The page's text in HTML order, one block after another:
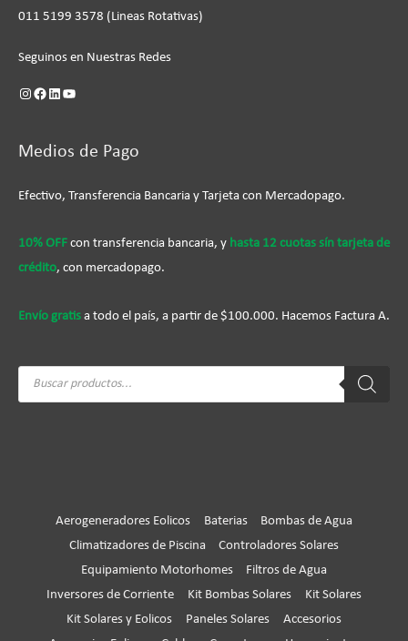
011 5199 3578 (Lineas Rotativas)
Seguinos en Nuestras Redes
Medios de Pago
Efectivo, Transferencia Bancaria y Tarjeta con Mercadopago.
10% OFF con transferencia bancaria, y hasta 12 cuotas sín tarjeta de
crédito, con mercadopago.
Envío gratis a todo el país, a partir de $100.000. Hacemos Factura A.
Búsqueda
Aerogeneradores Eolicos Baterias
Bombas de Agua
Climatizadores de Piscina
Controladores Solares
Equipamiento Motorhomes
Filtros de Agua
Inversores de Corriente
Kit Bombas Solares
Kit Solares
Kit Solares y Eolicos
Paneles Solares
Accesorios